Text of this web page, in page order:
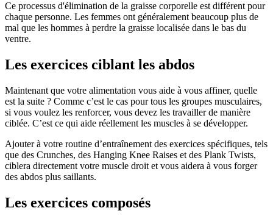
Ce processus d'élimination de la graisse corporelle est différent pour
chaque personne. Les femmes ont généralement beaucoup plus de
mal que les hommes à perdre la graisse localisée dans le bas du
ventre.
Les exercices ciblant les abdos
Maintenant que votre alimentation vous aide à vous affiner, quelle
est la suite ? Comme c’est le cas pour tous les groupes musculaires,
si vous voulez les renforcer, vous devez les travailler de manière
ciblée. C’est ce qui aide réellement les muscles à se développer.
Ajouter à votre routine d’entraînement des exercices spécifiques, tels
que des Crunches, des Hanging Knee Raises et des Plank Twists,
ciblera directement votre muscle droit et vous aidera à vous forger
des abdos plus saillants.
Les exercices composés